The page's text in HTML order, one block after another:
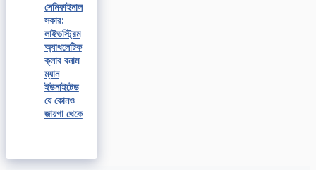
সেমিফাইনাল
সকার:
লাইভস্ট্রিম
অ্যাথলেটিক
ক্লাব বনাম
ম্যান
ইউনাইটেড
যে কোনও
জায়গা থেকে